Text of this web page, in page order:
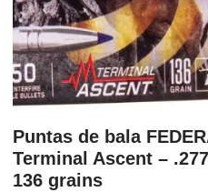
Puntas de bala
Terminal Ascent –
136 grains